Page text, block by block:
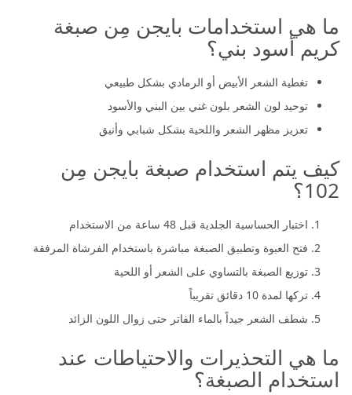
ما هي استخدامات بايجن مِن صبغة
كريم أسود بني؟
تغطية الشعر الأبيض أو الرمادي بشكل طبيعي
توحيد لون الشعر بلون غني بين البني والأسود
تعزيز مظهر الشعر واللحية بشكل شبابي وأنيق
كيف يتم استخدام صبغة بايجن مِن
102؟
اختبار الحساسية الجلدية قبل 48 ساعة من الاستخدام
فتح العبوة وتطبيق الصبغة مباشرة باستخدام الفرشاة المرفقة
توزيع الصبغة بالتساوي على الشعر أو اللحية
تركها لمدة 10 دقائق تقريباً
شطف الشعر جيداً بالماء الفاتر حتى زوال اللون الزائد
ما هي التحذيرات والاحتياطات عند
استخدام الصبغة؟